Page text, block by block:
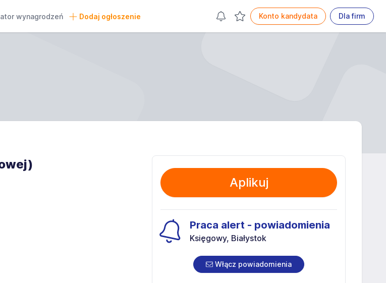
wynagrodzeń Dodaj ogłoszenie Konto kandydata Dla firm
Aplikuj
Praca alert - powiadomienia
Księgowy, Białystok
Włącz powiadomienia